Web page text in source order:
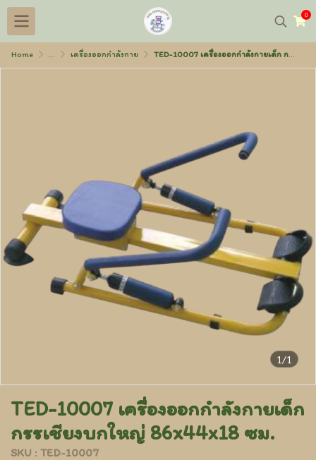
0
Home ... เครื่องออกกำลังกาย TED-10007 เครื่องออกกำลังกายเด็ก กรรเชียงบกใหญ่ 86x44x18 ซม.
1/1
TED-10007 เครื่องออกกำลังกายเด็ก
กรรเชียงบกใหญ่ 86x44x18 ซม.
SKU : TED-10007